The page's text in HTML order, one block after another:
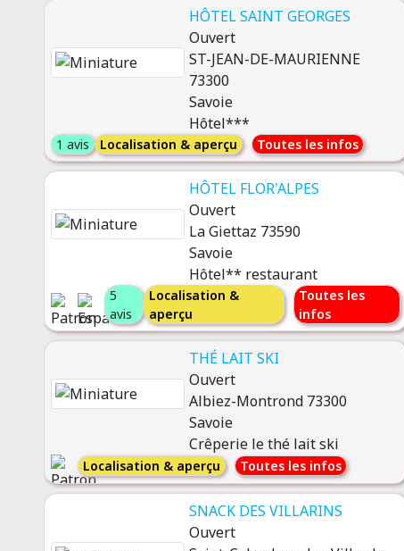
HÔTEL SAINT GEORGES
Ouvert
ST-JEAN-DE-MAURIENNE
73300
Savoie
Hôtel***
1 avis Localisation & aperçu Toutes les infos
HÔTEL FLOR'ALPES
Ouvert
La Giettaz 73590
Savoie
Hôtel** restaurant
5
avis
Localisation &
aperçu
Toutes les
infos
THÉ LAIT SKI
Ouvert
Albiez-Montrond 73300
Savoie
Crêperie le thé lait ski
Localisation & aperçu Toutes les infos
SNACK DES VILLARINS
Ouvert